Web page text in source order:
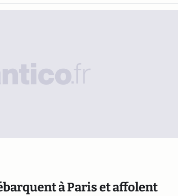
à Paris et affolent